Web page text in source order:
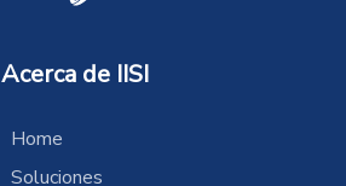
Acerca de IISI
Home
Soluciones